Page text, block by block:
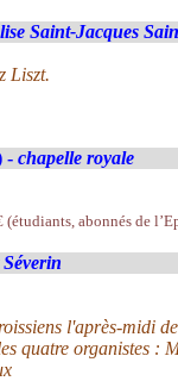
Saint-Jacques
Liszt.
- chapelle royale
abonnés de
Séverin
l'après-midi
quatre organistes :